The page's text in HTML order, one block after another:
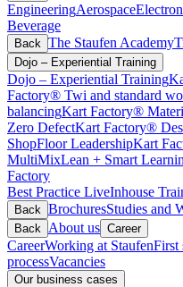
EngineeringAerospace
Beverage
Back The Staufen Academy
Dojo – Experiential Training
Dojo – Experiential Training
Factory® Twi and standard
balancingKart Factory®
Zero DefectKart Factory®
ShopFloor LeadershipKart
MultiMixLean + Smart
Factory
Best Practice LiveInhouse
Back BrochuresStudies and
Back About us Career
CareerWorking at StaufenFirst
processVacancies
Our business cases